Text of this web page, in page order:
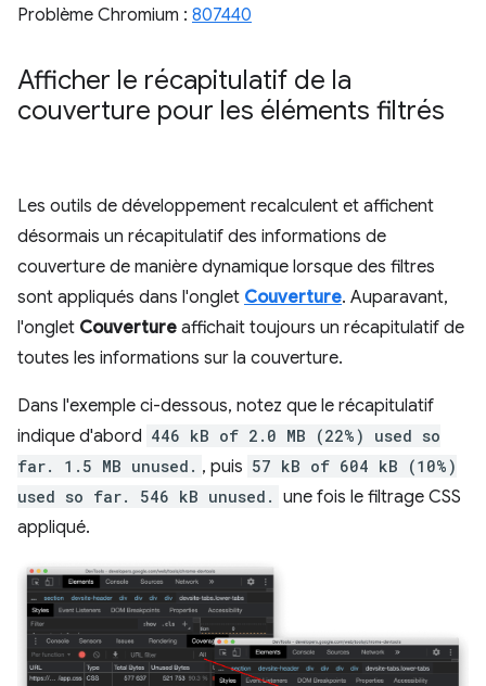
Problème Chromium : 807440
Afficher le récapitulatif de la
couverture pour les éléments filtrés
Les outils de développement recalculent et affichent
désormais un récapitulatif des informations de
couverture de manière dynamique lorsque des filtres
sont appliqués dans l'onglet Couverture. Auparavant,
l'onglet Couverture affichait toujours un récapitulatif de
toutes les informations sur la couverture.
Dans l'exemple ci-dessous, notez que le récapitulatif
indique d'abord 446 kB of 2.0 MB (22%) used so
far. 1.5 MB unused. , puis 57 kB of 604 kB (10%)
used so far. 546 kB unused. une fois le filtrage CSS
appliqué.